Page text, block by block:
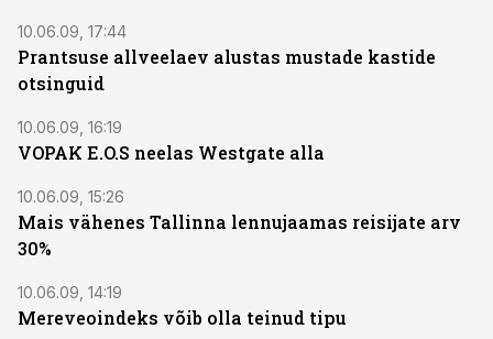
10.06.09, 17:44
Prantsuse allveelaev alustas mustade kastide
otsinguid
10.06.09, 16:19
VOPAK E.O.S neelas Westgate alla
10.06.09, 15:26
Mais vähenes Tallinna lennujaamas reisijate arv
30%
10.06.09, 14:19
Mereveoindeks võib olla teinud tipu